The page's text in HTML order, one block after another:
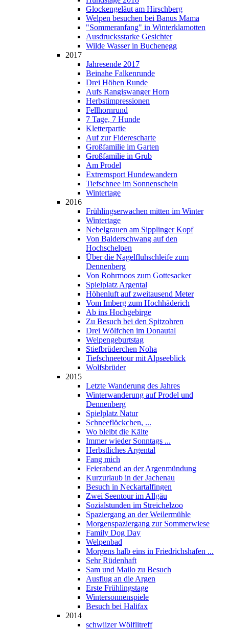
Glockengeläut am Hirschberg
Welpen besuchen bei Banus Mama
"Sommeranfang" in Winterklamotten
Ausdrucksstarke Gesichter
Wilde Wasser in Buchenegg
2017
Jahresende 2017
Beinahe Falkenrunde
Drei Höhen Runde
Aufs Rangiswanger Horn
Herbstimpressionen
Fellhornrund
7 Tage, 7 Hunde
Kletterpartie
Auf zur Fiderescharte
Großfamilie im Garten
Großfamilie in Grub
Am Prodel
Extremsport Hundewandern
Tiefschnee im Sonnenschein
Wintertage
2016
Frühlingserwachen mitten im Winter
Wintertage
Nebelgrauen am Sipplinger Kopf
Von Balderschwang auf den
Hochschelpen
Über die Nagelfluhschleife zum
Dennenberg
Von Rohrmoos zum Gottesacker
Spielplatz Argental
Höhenluft auf zweitausend Meter
Vom Imberg zum Hochhäderich
Ab ins Hochgebirge
Zu Besuch bei den Spitzohren
Drei Wölfchen im Donautal
Welpengeburtstag
Stiefbrüderchen Noha
Tiefschneetour mit Alpseeblick
Wolfsbrüder
2015
Letzte Wanderung des Jahres
Winterwanderung auf Prodel und
Dennenberg
Spielplatz Natur
Schneeflöckchen, ...
Wo bleibt die Kälte
Immer wieder Sonntags ...
Herbstliches Argental
Fang mich
Feierabend an der Argenmündung
Kurzurlaub in der Jachenau
Besuch in Neckartalfingen
Zwei Seentour im Allgäu
Sozialstunden im Streichelzoo
Spaziergang an der Weilermühle
Morgenspaziergang zur Sommerwiese
Family Dog Day
Welpenbad
Morgens halb eins in Friedrichshafen ...
Sehr Rüdenhaft
Sam und Mailo zu Besuch
Ausflug an die Argen
Erste Frühlingstage
Wintersonnenspiele
Besuch bei Halifax
2014
schwiizer Wölflitreff